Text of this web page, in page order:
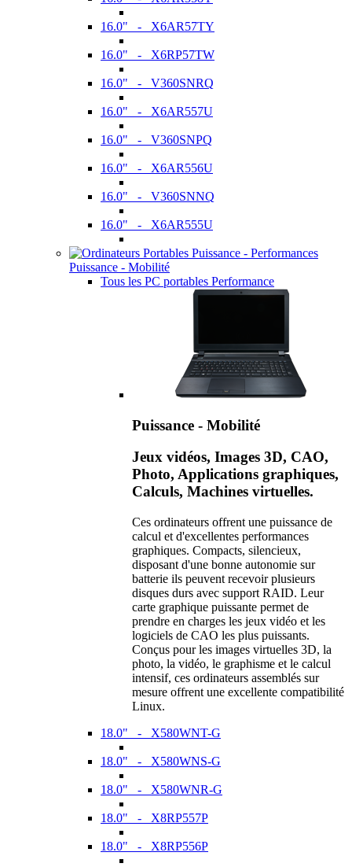
16.0" - X6AR57TY
16.0" - X6RP57TW
16.0" - V360SNRQ
16.0" - X6AR557U
16.0" - V360SNPQ
16.0" - X6AR556U
16.0" - V360SNNQ
16.0" - X6AR555U
Puissance - Mobilité
Tous les PC portables Performance
Puissance - Mobilité
Jeux vidéos, Images 3D, CAO,
Photo, Applications graphiques,
Calculs, Machines virtuelles.
Ces ordinateurs offrent une puissance de
calcul et d'excellentes performances
graphiques. Compacts, silencieux,
disposant d'une bonne autonomie sur
batterie ils peuvent recevoir plusieurs
disques durs avec support RAID. Leur
carte graphique puissante permet de
prendre en charges les jeux vidéo et les
logiciels de CAO les plus puissants.
Conçus pour les images virtuelles 3D, la
photo, la vidéo, le graphisme et le calcul
intensif, ces ordinateurs assemblés sur
mesure offrent une excellente compatibilité
Linux.
18.0" - X580WNT-G
18.0" - X580WNS-G
18.0" - X580WNR-G
18.0" - X8RP557P
18.0" - X8RP556P